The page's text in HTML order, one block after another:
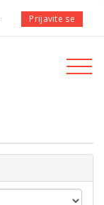
Prijavite se
Toggle